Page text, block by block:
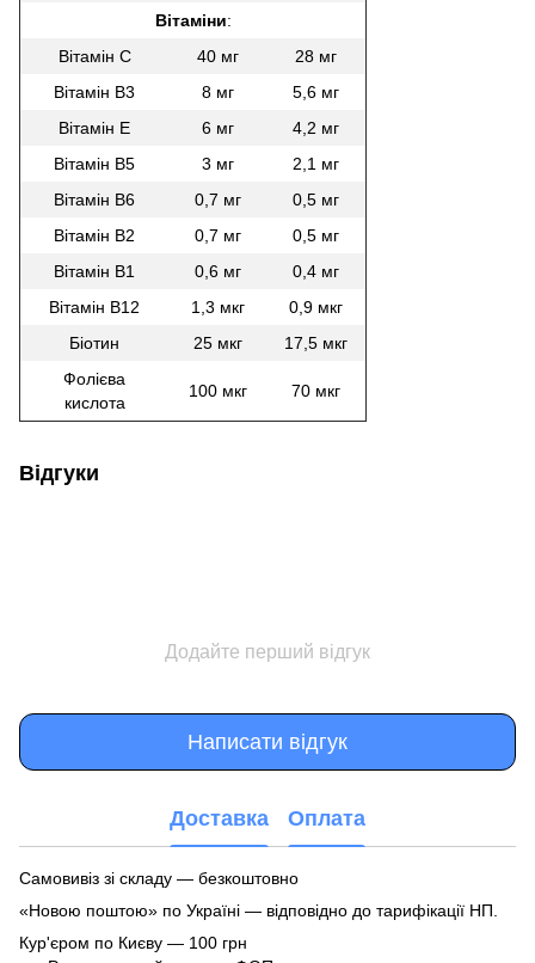
Вітаміни:
Вітамін С
40 мг
28 мг
Вітамін В3
8 мг
5,6 мг
Вітамін E
6 мг
4,2 мг
Вітамін В5
3 мг
2,1 мг
Вітамін В6
0,7 мг
0,5 мг
Вітамін В2
0,7 мг
0,5 мг
Вітамін В1
0,6 мг
0,4 мг
Вітамін В12
1,3 мкг
0,9 мкг
Біотин
25 мкг
17,5 мкг
Фолієва
кислота
100 мкг 70 мкг
Відгуки
Додайте перший відгук
Написати відгук
Доставка Оплата
Самовивіз зі складу — безкоштовно
«Новою поштою» по Україні — відповідно до тарифікації НП.
Кур'єром по Києву — 100 грн